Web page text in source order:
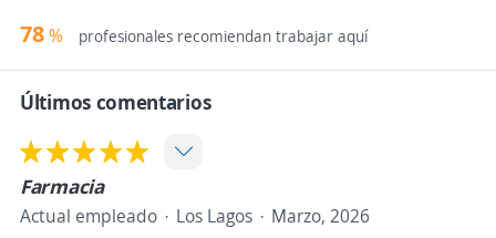
78% profesionales recomiendan trabajar aquí
Últimos comentarios
Farmacia
Actual empleado Los Lagos
Marzo, 2026